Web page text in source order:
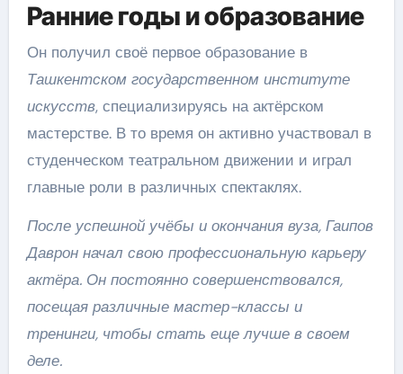
Ранние годы и образование
Он получил своё первое образование в
Ташкентском государственном институте
искусств, специализируясь на актёрском
мастерстве. В то время он активно участвовал в
студенческом театральном движении и играл
главные роли в различных спектаклях.
После успешной учёбы и окончания вуза, Гаипов
Даврон начал свою профессиональную карьеру
актёра. Он постоянно совершенствовался,
посещая различные мастер-классы и
тренинги, чтобы стать еще лучше в своем
деле.